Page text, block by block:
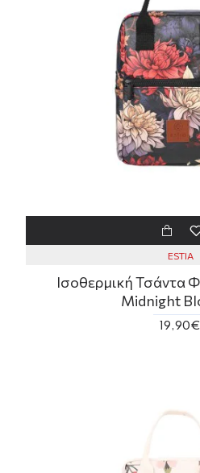
ESTIA
Ισοθερμική Τσάντα
Midnight
19,90€